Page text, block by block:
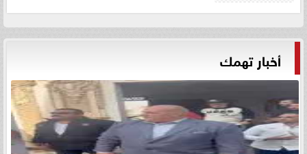
أخبار تهمك